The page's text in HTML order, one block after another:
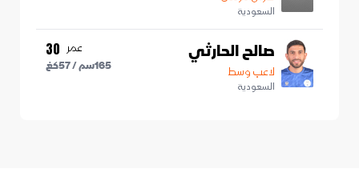
السعودية
صالح الحارثي
لاعب وسط
السعودية
عمر 30
165سم /57كغ